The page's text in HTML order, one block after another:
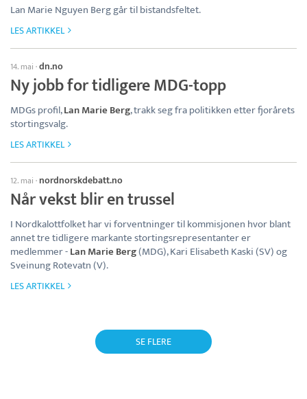
Lan Marie Nguyen Berg går til bistandsfeltet.
LES ARTIKKEL
14. mai ·dn.no
Ny jobb for tidligere MDG-topp
MDGs profil,Lan Marie Berg, trakk seg fra politikken etter fjorårets
stortingsvalg.
LES ARTIKKEL
12. mai · nordnorskdebatt.no
Når vekst blir en trussel
I Nordkalottfolket har vi forventninger til kommisjonen hvor blant
annet tre tidligere markante stortingsrepresentanter er
medlemmer -Lan Marie Berg(MDG), Kari Elisabeth Kaski (SV) og
Sveinung Rotevatn (V).
LES ARTIKKEL
SE FLERE